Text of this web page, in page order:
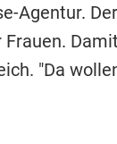
Agentur.
"Da